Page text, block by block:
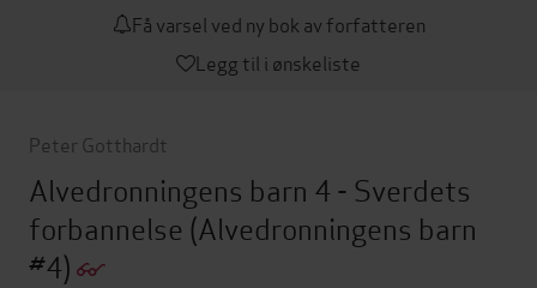
Få varsel ved ny bok av forfatteren
Legg til i ønskeliste
Peter Gotthardt
Alvedronningens barn 4 - Sverdets
forbannelse (Alvedronningens barn
#4)